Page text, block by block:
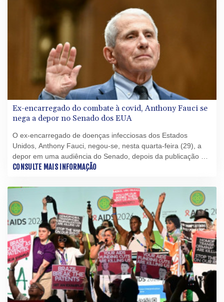
Ex-encarregado do combate à covid, Anthony Fauci se
nega a depor no Senado dos EUA
O ex-encarregado de doenças infecciosas dos Estados
Unidos, Anthony Fauci, negou-se, nesta quarta-feira (29), a
depor em uma audiência do Senado, depois da publicação de
seus diários durante a pandemia de covid-19 pelos
CONSULTE MAIS INFORMAÇÃO